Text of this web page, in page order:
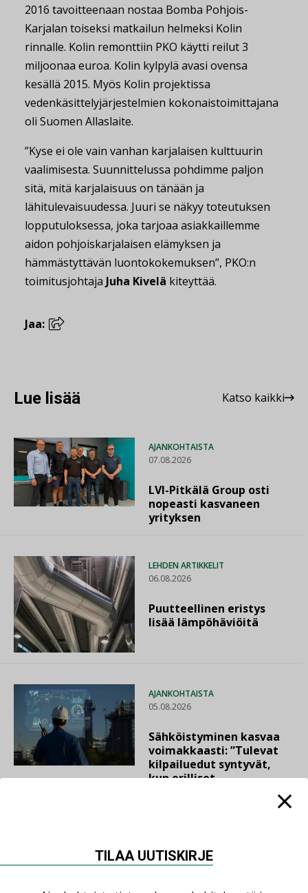
2016 tavoitteenaan nostaa Bomba Pohjois-
Karjalan toiseksi matkailun helmeksi Kolin
rinnalle. Kolin remonttiin PKO käytti reilut 3
miljoonaa euroa. Kolin kylpylä avasi ovensa
kesällä 2015. Myös Kolin projektissa
vedenkäsittelyjärjestelmien kokonaistoimittajana
oli Suomen Allaslaite.
”Kyse ei ole vain vanhan karjalaisen kulttuurin
vaalimisesta. Suunnittelussa pohdimme paljon
sitä, mitä karjalaisuus on tänään ja
lähitulevaisuudessa. Juuri se näkyy toteutuksen
lopputuloksessa, joka tarjoaa asiakkaillemme
aidon pohjoiskarjalaisen elämyksen ja
hämmästyttävän luontokokemuksen”, PKO:n
toimitusjohtaja Juha Kivelä kiteyttää.
Jaa:
Lue lisää Katso kaikki
AJANKOHTAISTA
07.08.2026
LVI-Pitkälä Group osti
nopeasti kasvaneen
yrityksen
LEHDEN ARTIKKELIT
06.08.2026
Puutteellinen eristys
lisää lämpöhäviöitä
AJANKOHTAISTA
05.08.2026
Sähköistyminen kasvaa
voimakkaasti: ”Tulevat
kilpailuedut syntyvät,
kun erilliset
TILAA UUTISKIRJE